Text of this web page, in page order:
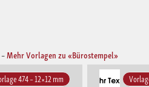
–Mehr Vorlagen zu «Bürostempel»
474 – 12×12 mm